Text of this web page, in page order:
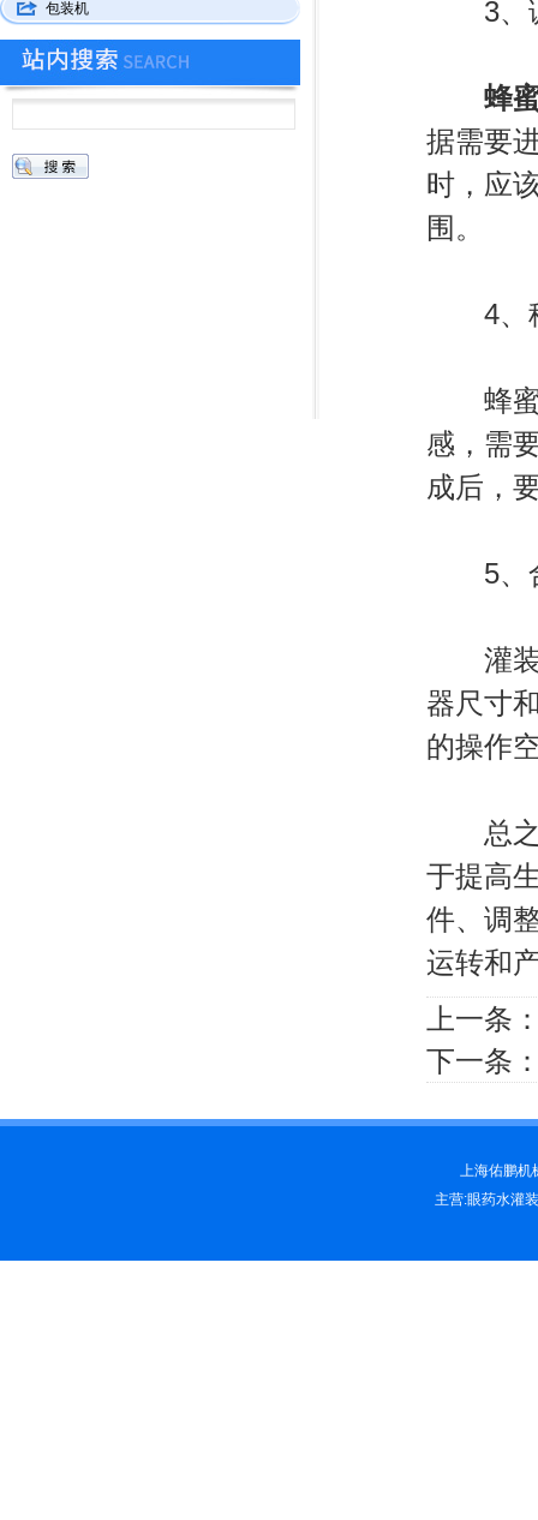
3、
蜂
据需要
时，应
围。
4、
蜂蜜
感，需
成后，
5、
灌装
器尺寸
的操作
总之
于提高
件、调
运转和
上一条
下一条
包装机
上海佑鹏机
主营:眼药水灌